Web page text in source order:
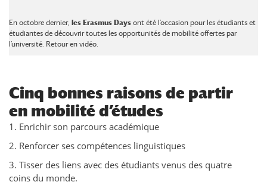
En octobre dernier, les Erasmus Days ont été l’occasion pour les étudiants et
étudiantes de découvrir toutes les opportunités de mobilité offertes par
l’université. Retour en vidéo.
Cinq bonnes raisons de partir
en mobilité d’études
1. Enrichir son parcours académique
2. Renforcer ses compétences linguistiques
3. Tisser des liens avec des étudiants venus des quatre
coins du monde.